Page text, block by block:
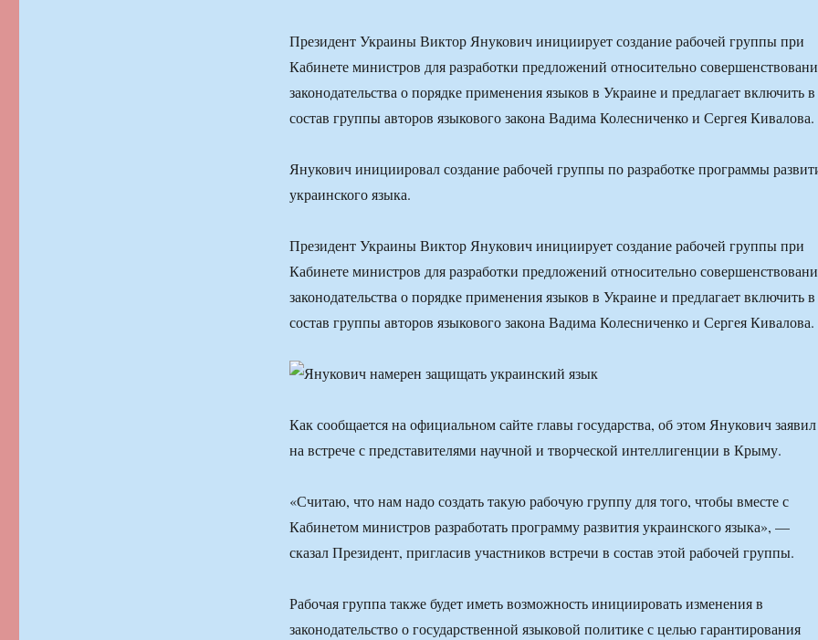
Президент Украины Виктор Янукович инициирует создание рабочей группы при
Кабинете министров для разработки предложений относительно
законодательства о порядке применения языков в Украине и предлагает включить в
состав группы авторов языкового закона Вадима Колесниченко и Сергея Кивалова.
Янукович инициировал создание рабочей группы по разработке программы
украинского языка.
Президент Украины Виктор Янукович инициирует создание рабочей группы при
Кабинете министров для разработки предложений относительно
законодательства о порядке применения языков в Украине и предлагает включить в
состав группы авторов языкового закона Вадима Колесниченко и Сергея Кивалова.
Как сообщается на официальном сайте главы государства, об этом Янукович заявил
на встрече с представителями научной и творческой интеллигенции в Крыму.
«Считаю, что нам надо создать такую рабочую группу для того, чтобы вместе с
Кабинетом министров разработать программу развития украинского языка», —
сказал Президент, пригласив участников встречи в состав этой рабочей группы.
Рабочая группа также будет иметь возможность инициировать изменения в
законодательство о государственной языковой политике с целью гарантирования